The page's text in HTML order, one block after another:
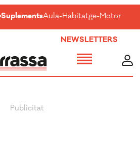
SuplementsAula-Habitatge-Motor-
NEWSLETTERS